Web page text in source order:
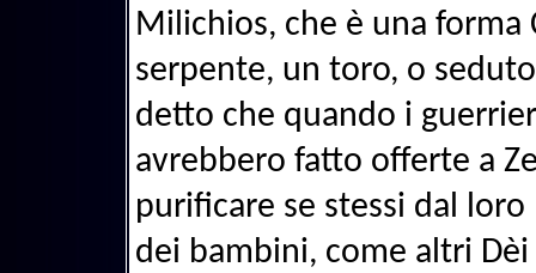
Milichios, che è una forma
serpente, un toro, o
detto che quando i
avrebbero fatto offerte a
purificare se stessi dal
dei bambini, come altri